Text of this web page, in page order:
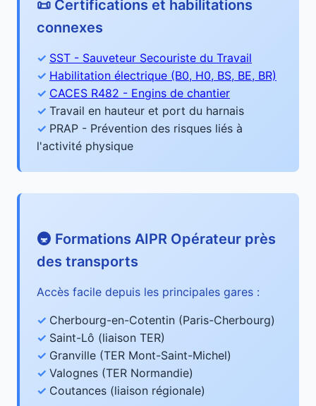
📜 Certifications et habilitations
connexes
SST - Sauveteur Secouriste du Travail
Habilitation électrique (B0, H0, BS, BE, BR)
CACES R482 - Engins de chantier
Travail en hauteur et port du harnais
PRAP - Prévention des risques liés à
l'activité physique
🚇 Formations AIPR Opérateur près
des transports
Accès facile depuis les principales gares :
Cherbourg-en-Cotentin (Paris-Cherbourg)
Saint-Lô (liaison TER)
Granville (TER Mont-Saint-Michel)
Valognes (TER Normandie)
Coutances (liaison régionale)